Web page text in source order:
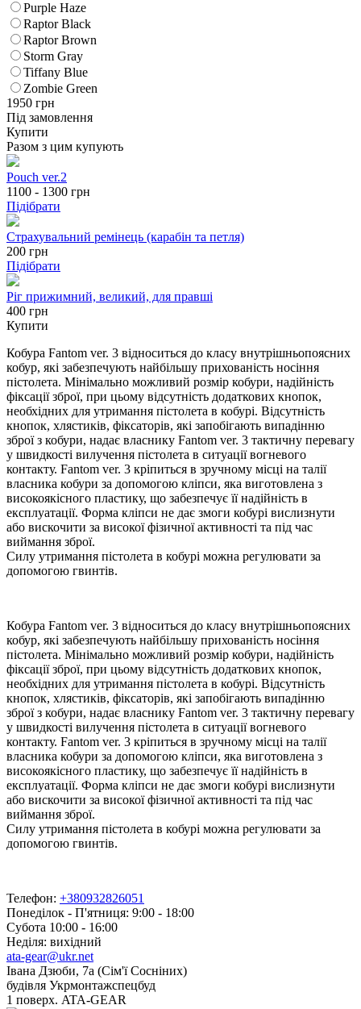
Purple Haze
Raptor Black
Raptor Brown
Storm Gray
Tiffany Blue
Zombie Green
1950 грн
Під замовлення
Купити
Разом з цим купують
Pouch ver.2
1100 - 1300 грн
Підібрати
Страхувальний ремінець (карабін та петля)
200 грн
Підібрати
Ріг прижимний, великий, для правші
400 грн
Купити
Кобура Fantom ver. 3 відноситься до класу внутрішньопоясних
кобур, які забезпечують найбільшу прихованість носіння
пістолета. Мінімально можливий розмір кобури, надійність
фіксації зброї, при цьому відсутність додаткових кнопок,
необхідних для утримання пістолета в кобурі. Відсутність
кнопок, хлястиків, фіксаторів, які запобігають випадінню
зброї з кобури, надає власнику Fantom ver. 3 тактичну перевагу
у швидкості вилучення пістолета в ситуації вогневого
контакту. Fantom ver. 3 кріпиться в зручному місці на талії
власника кобури за допомогою кліпси, яка виготовлена з
високоякісного пластику, що забезпечує її надійність в
експлуатації. Форма кліпси не дає змоги кобурі вислизнути
або вискочити за високої фізичної активності та під час
виймання зброї.
Силу утримання пістолета в кобурі можна регулювати за
допомогою гвинтів.
Кобура Fantom ver. 3 відноситься до класу внутрішньопоясних
кобур, які забезпечують найбільшу прихованість носіння
пістолета. Мінімально можливий розмір кобури, надійність
фіксації зброї, при цьому відсутність додаткових кнопок,
необхідних для утримання пістолета в кобурі. Відсутність
кнопок, хлястиків, фіксаторів, які запобігають випадінню
зброї з кобури, надає власнику Fantom ver. 3 тактичну перевагу
у швидкості вилучення пістолета в ситуації вогневого
контакту. Fantom ver. 3 кріпиться в зручному місці на талії
власника кобури за допомогою кліпси, яка виготовлена з
високоякісного пластику, що забезпечує її надійність в
експлуатації. Форма кліпси не дає змоги кобурі вислизнути
або вискочити за високої фізичної активності та під час
виймання зброї.
Силу утримання пістолета в кобурі можна регулювати за
допомогою гвинтів.
Телефон: +380932826051
Понеділок - П'ятниця: 9:00 - 18:00
Субота 10:00 - 16:00
Неділя: вихідний
ata-gear@ukr.net
Івана Дзюби, 7а (Сім'ї Сосніних)
будівля Укрмонтажспецбуд
1 поверх. ATA-GEAR